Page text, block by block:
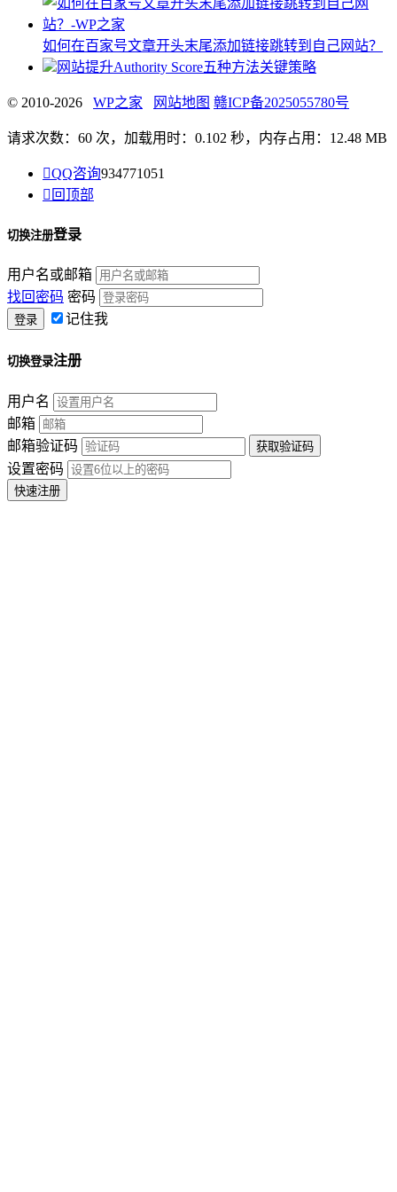
如何在百家号文章开头末尾添加链接跳转到自己网站？
网站提升Authority Score五种方法关键策略
© 2010-2026 WP之家 网站地图 赣ICP备2025055780号
请求次数：60 次，加载用时：0.102 秒，内存占用：12.48 MB
QQ咨询934771051
 回顶部
切换注册登录
用户名或邮箱
找回密码 密码
记住我
切换登录注册
用户名
邮箱
邮箱验证码
设置密码